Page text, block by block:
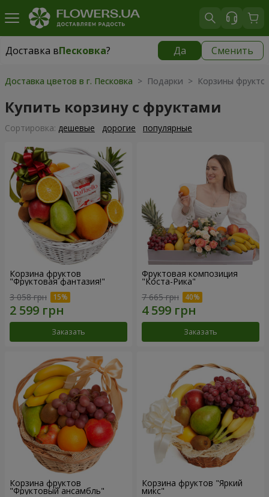
Доставка вПесковка? Да Сменить
Доставка вПесковка|
Доставка цветов в г. Песковка > Подарки > Корзины
Купить корзину с фруктами
Cортировка: дешевые дорогие популярные
Корзина фруктов
"Фруктовая фантазия!"
3 058 грн
Заказать
Фруктовая композиция
"Коста-Рика"
7 665 грн
Заказать
Корзина фруктов
"Фруктовый ансамбль"
Корзина фруктов "Яркий
микс"